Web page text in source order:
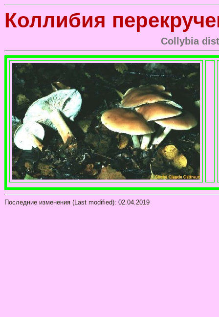
Коллибия
Collybia
Последние изменения (Last modified): 02.04.2019